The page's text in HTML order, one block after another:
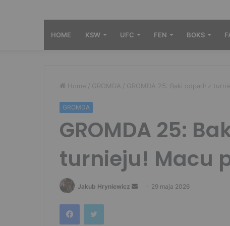
HOME KSW UFC FEN BOKS
Home / GROMDA / GROMDA 25: Baki odpadł z
GROMDA
GROMDA 25:
turnieju! Macu
Jakub Hryniewicz
Send 29 maja 2026
FacebookTwitter